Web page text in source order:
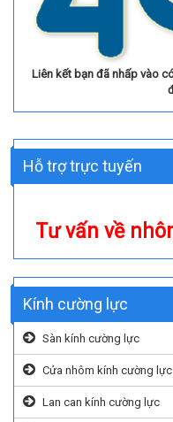
Liên kết bạn đã nhấp vào
Hỗ trợ trực tuyến
Tư vấn về
Kính cường lực
Sàn kính cường lực
Cửa nhôm kính cường lực
Lan can kính cường lực